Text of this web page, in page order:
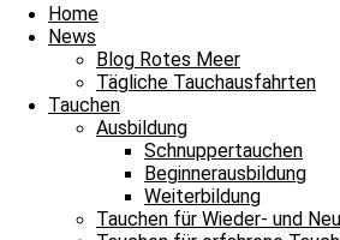
Home
News
Blog Rotes Meer
Tägliche Tauchausfahrten
Tauchen
Ausbildung
Schnuppertauchen
Beginnerausbildung
Weiterbildung
Tauchen für Wieder- und